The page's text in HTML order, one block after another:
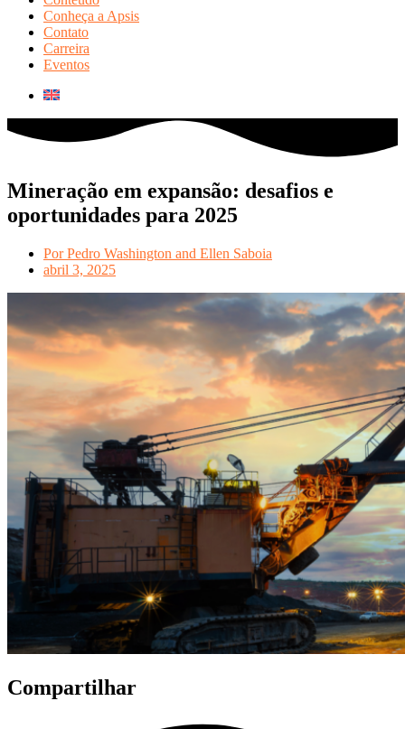
Conheça a Apsis
Contato
Carreira
Eventos
Mineração em expansão: desafios e
oportunidades para 2025
PorPedro Washington and Ellen Saboia
abril 3, 2025
Compartilhar